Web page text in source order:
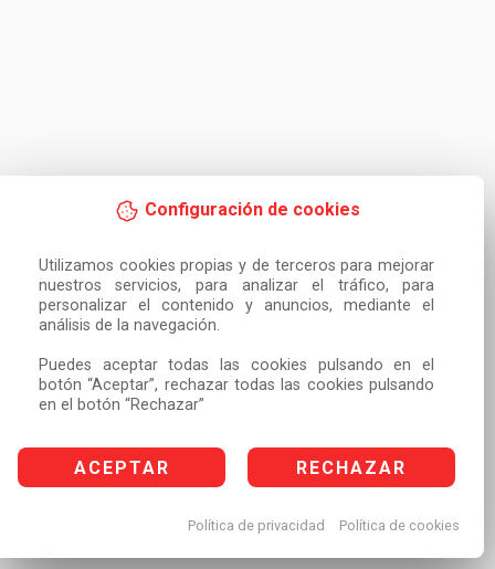
Configuración de cookies
Utilizamos cookies propias y de terceros para mejorar
nuestros servicios, para analizar el tráfico, para
personalizar el contenido y anuncios, mediante el
análisis de la navegación.
Puedes aceptar todas las cookies pulsando en el
botón “Aceptar”, rechazar todas las cookies pulsando
en el botón “Rechazar”
ACEPTAR RECHAZAR
Política de privacidad Política de cookies